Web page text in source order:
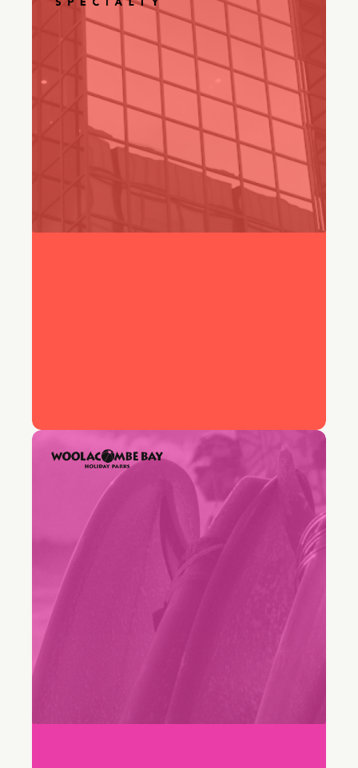
"Necesitábamos una herramienta
que nos permitiera ofrecer
atención al cliente de alta calidad
a gran escala."
Frank Servidio
Vicepresidente de Servicios de Soporte Técnico,
Ryan Specialty
"Algunos miembros de mi equipo
no se sentían nada cómodos con
los correos electrónicos. Con
Freddy AI, han ganado muchísima
confianza."
Keira Hayter
Responsable del Equipo de Ventas, Woolacombe